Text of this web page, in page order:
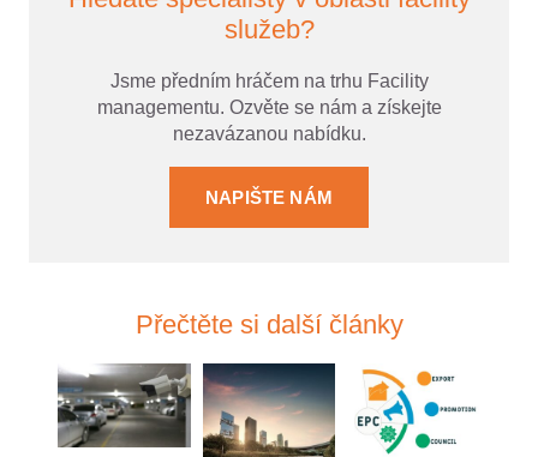
služeb?
Jsme předním hráčem na trhu Facility
managementu. Ozvěte se nám a získejte
nezavázanou nabídku.
NAPIŠTE NÁM
Přečtěte si další články